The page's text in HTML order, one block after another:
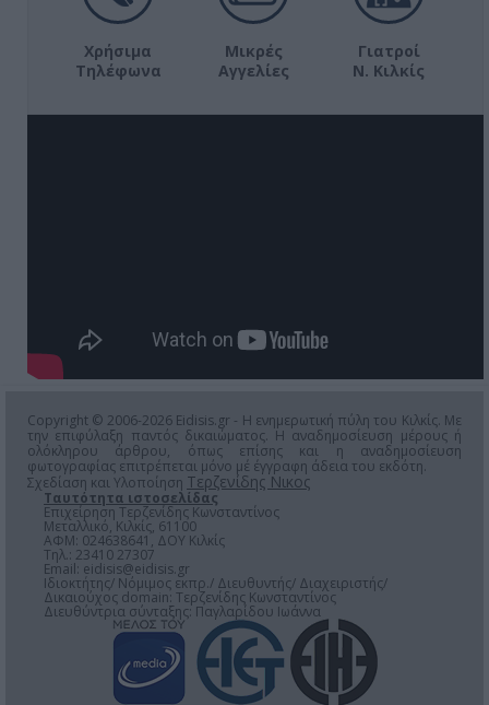
Χρήσιμα
Τηλέφωνα
Μικρές
Αγγελίες
Γιατροί
Ν. Κιλκίς
Copyright © 2006-2026 Eidisis.gr - Η ενημερωτική πύλη του Κιλκίς. Με
την επιφύλαξη παντός δικαιώματος. Η αναδημοσίευση μέρους ή
ολόκληρου άρθρου, όπως επίσης και η αναδημοσίευση
φωτογραφίας επιτρέπεται μόνο μέ έγγραφη άδεια του εκδότη.
Σχεδίαση και Υλοποίηση Τερζενίδης Νικος
Ταυτότητα ιστοσελίδας
Επιχείρηση Τερζενίδης Κωνσταντίνος
Μεταλλικό, Κιλκίς, 61100
ΑΦΜ: 024638641, ΔΟΥ Κιλκίς
Τηλ.: 23410 27307
Email: eidisis@eidisis.gr
Ιδιοκτήτης/ Νόμιμος εκπρ./ Διευθυντής/ Διαχειριστής/
Δικαιούχος domain: Τερζενίδης Κωνσταντίνος
Διευθύντρια σύνταξης: Παγλαρίδου Ιωάννα